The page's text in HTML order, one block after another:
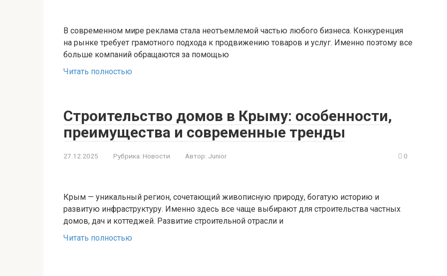
В современном мире реклама стала неотъемлемой частью любого бизнеса. Конкуренция
на рынке требует грамотного подхода к продвижению товаров и услуг. Именно поэтому все
больше компаний обращаются за помощью
Читать полностью
Строительство домов в Крыму: особенности,
преимущества и современные тренды
27.12.2025 Рубрика: Новости Автор: Junior 0
Крым — уникальный регион, сочетающий живописную природу, богатую историю и
развитую инфраструктуру. Именно здесь все чаще выбирают для строительства частных
домов, дач и коттеджей. Развитие строительной отрасли и
Читать полностью